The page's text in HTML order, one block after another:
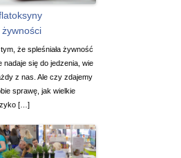
żywności
że spleśniała żywność
nadaje się do jedzenia, wie
z nas. Ale czy zdajemy
sprawę, jak wielkie
[…]